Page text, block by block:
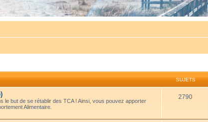
SUJETS
but de se rétablir des TCA ! Ainsi, vous pouvez apporter
Alimentaire.
2790